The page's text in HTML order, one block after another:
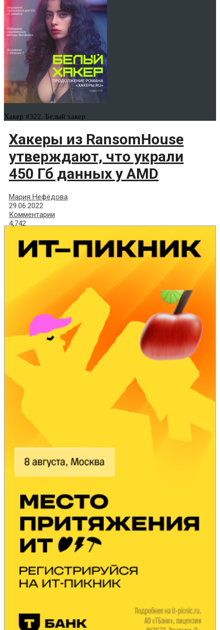
Хакер #322. Белый хакер
Хакеры из RansomHouse
утверждают, что украли
450 Гб данных у AMD
Мария Нефёдова
29.06.2022
Комментарии
4,742